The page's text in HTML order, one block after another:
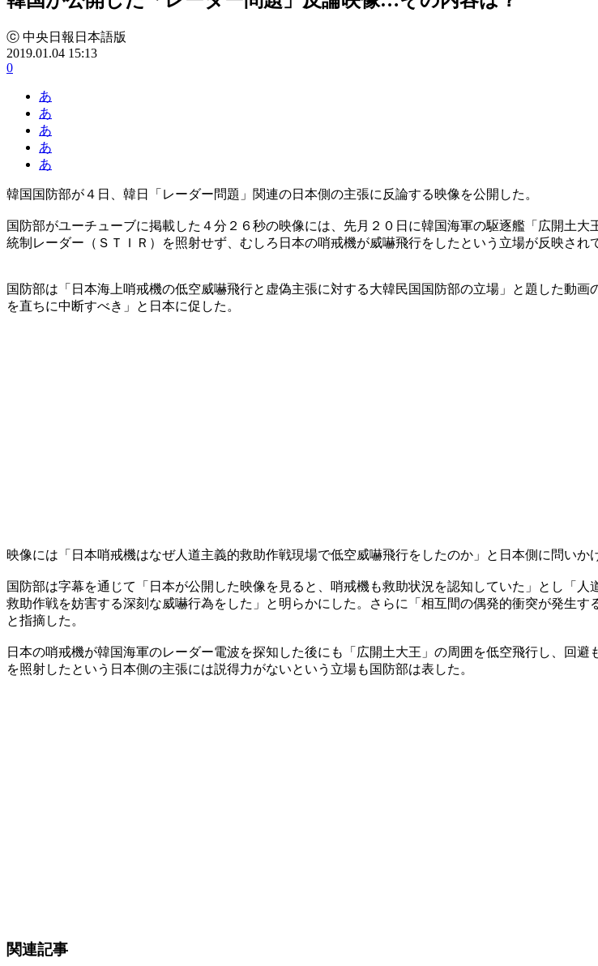
ⓒ 中央日報日本語版
2019.01.04 15:13
0
あ
あ
あ
あ
あ
韓国国防部が４日、韓日「レーダー問題」関連の日本側の主張に反論する映像を公開した。
国防部がユーチューブに掲載した４分２６秒の映像には、先月２０日に韓国海軍の駆逐艦「広開土
統制レーダー（ＳＴＩＲ）を照射せず、むしろ日本の哨戒機が威嚇飛行をしたという立場が反映され
国防部は「日本海上哨戒機の低空威嚇飛行と虚偽主張に対する大韓民国国防部の立場」と題した動
を直ちに中断すべき」と日本に促した。
映像には「日本哨戒機はなぜ人道主義的救助作戦現場で低空威嚇飛行をしたのか」と日本側に問いか
国防部は字幕を通じて「日本が公開した映像を見ると、哨戒機も救助状況を認知していた」とし「
救助作戦を妨害する深刻な威嚇行為をした」と明らかにした。さらに「相互間の偶発的衝突が発生
と指摘した。
日本の哨戒機が韓国海軍のレーダー電波を探知した後にも「広開土大王」の周囲を低空飛行し、回
を照射したという日本側の主張には説得力がないという立場も国防部は表した。
関連記事